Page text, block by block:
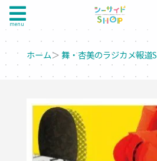
menu
ホーム＞舞・杏美のラジカメ報道